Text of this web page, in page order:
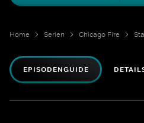
Home Serien Chicago Fire
EPISODENGUIDE